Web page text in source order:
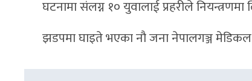
घटनामा संलग्न १० युवालाई प्रहरीले
झडपमा घाइते भएका नौ जना नेपालगञ्ज